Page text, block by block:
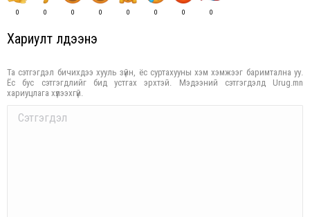
0 0 0 0 0 0 0 0
Хариулт үлдээнэ үү
Та сэтгэгдэл бичихдээ хууль зүйн, ёс суртахууны хэм хэмжээг баримтална уу.
Ёс бус сэтгэгдлийг бид устгах эрхтэй. Мэдээний сэтгэгдэлд Urug.mn
хариуцлага хүлээхгүй.
Comment